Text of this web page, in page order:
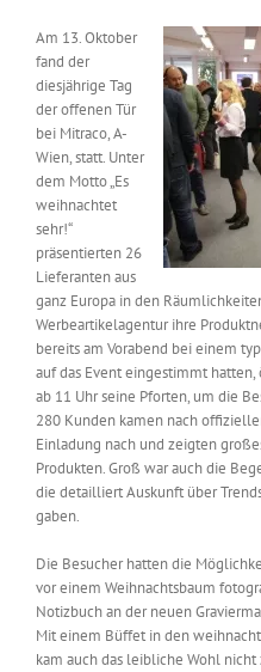
Kontakt
Messen & Events
Unternehmen
Interviews
Wissen
Product Guide
Jobshop
Suche
Am 13. Oktober
fand der
diesjährige Tag
der offenen Tür
bei Mitraco, A-
Wien, statt. Unter
dem Motto „Es
weihnachtet
sehr!“
präsentierten 26
Lieferanten aus
ganz Europa in den
Werbeartikelagentur ihre
bereits am Vorabend bei einem
auf das Event eingestimmt
ab 11 Uhr seine Pforten, um die
280 Kunden kamen nach
Einladung nach und zeigten
Produkten. Groß war auch die
die detailliert Auskunft über
gaben.
Die Besucher hatten die
vor einem Weihnachtsbaum
Notizbuch an der neuen
Mit einem Büffet in den
kam auch das leibliche Wohl